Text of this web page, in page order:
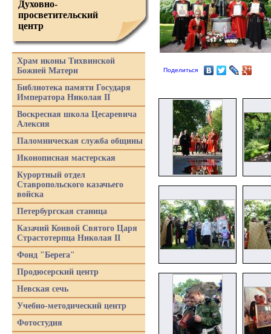
Поделиться
Духовно-
просветительский
центр
Храм иконы Тихвинской
Божией Матери
Библиотека памяти Государя
Императора Николая II
Воскресная школа Цесаревича
Алексия
Паломническая служба общины
Иконописная мастерская
Курортный отдел
Ставропольского казачьего
войска
Петербургская станица
Казачий Конвой Святого Царя
Страстотерпца Николая II
Фонд "Берега"
Продюсерский центр
Невская сечь
Учебно-методический центр
Фотостудия